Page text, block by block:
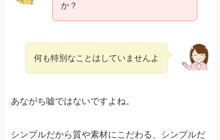
か？
何も特別なことはしていませんよ
あながち嘘ではないですよね。
シンプルだから質や素材にこだわる、シンプルだ